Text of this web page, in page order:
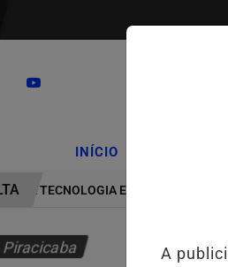
INÍCIO
E INOVAÇÃO PARA
A